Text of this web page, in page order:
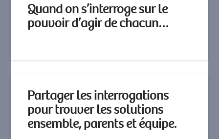
Quand on s’interroge sur le
pouvoir d’agir de chacun…
Partager les interrogations
pour trouver les solutions
ensemble, parents et équipe.